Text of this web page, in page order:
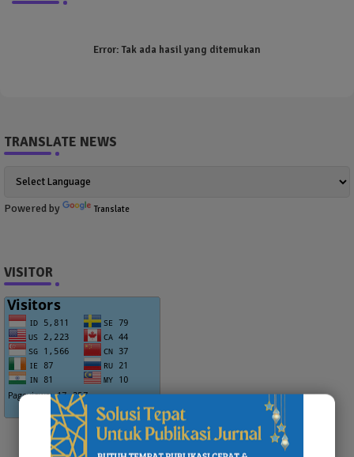
Error:Tak ada hasil yang ditemukan
TRANSLATE NEWS
Powered by Translate
VISITOR